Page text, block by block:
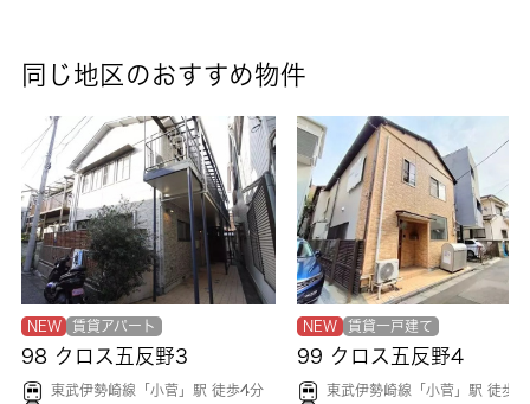
同じ地区のおすすめ物件
NEW 賃貸アパート
98 クロス五反野3
東武伊勢崎線「 小菅」駅 徒歩4分
NEW 賃貸一戸建て
99 クロス五反野4
東武伊勢崎線「 小菅 」駅 徒歩5